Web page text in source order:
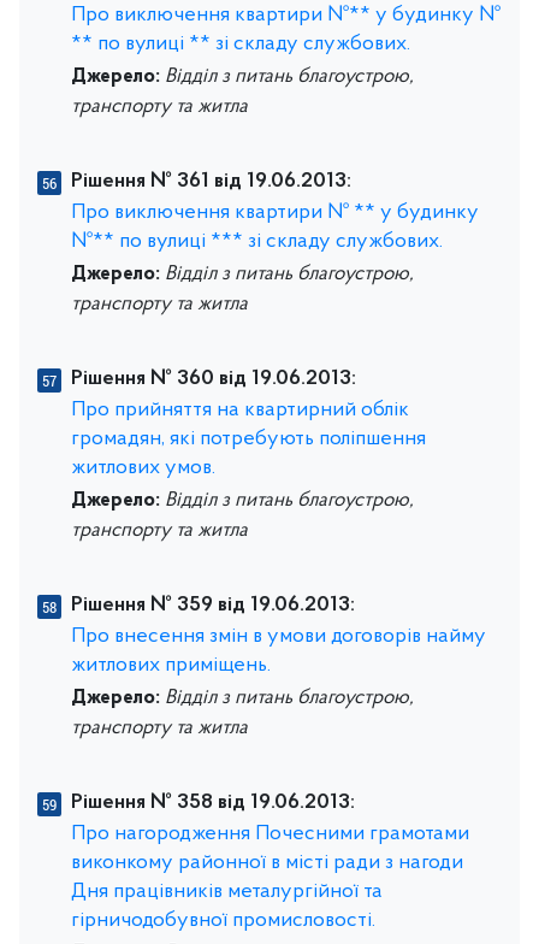
Про виключення квартири №** у будинку №
** по вулиці ** зі складу службових.
Джерело: Відділ з питань благоустрою,
транспорту та житла
Рішення № 361 від 19.06.2013:
Про виключення квартири № ** у будинку
№** по вулиці *** зі складу службових.
Джерело: Відділ з питань благоустрою,
транспорту та житла
Рішення № 360 від 19.06.2013:
Про прийняття на квартирний облік
громадян, які потребують поліпшення
житлових умов.
Джерело: Відділ з питань благоустрою,
транспорту та житла
Рішення № 359 від 19.06.2013:
Про внесення змін в умови договорів найму
житлових приміщень.
Джерело: Відділ з питань благоустрою,
транспорту та житла
Рішення № 358 від 19.06.2013:
Про нагородження Почесними грамотами
виконкому районної в місті ради з нагоди
Дня працівників металургійної та
гірничодобувної промисловості.